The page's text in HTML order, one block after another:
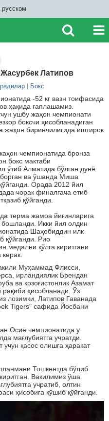
русском
Латипов
Бокс
-52 кг вазн тоифасида
ҳақида гаплашамиз.
ушбу жаҳон чемпионати
боксчи ҳисобланадиган
жаҳон биринчилигида иштирок
чемпионатида бронза
бокс мактаби
ўтиб Алматида бўлган дунё
ва ўшанда Миша
Орада 2012 йил
чорак финалгача етиб
қўйганди.
терма жамоа йиғинларига
Икки йил олдин
Шаҳобиддин илк
қўйганди. Рио
медални қўлга киритгани
Муҳаммад Флисси,
ирландиялик Брендан
ва қозоғистонлик Азамат
рақиби ҳисобланади. Ўз
лозимки, Латипов Гаванада
Tigers" сафида Йосбани
Осиё чемпионатида у
мағлубиятга учратди.
қасос олишга ҳаракат
Тошкентда бўлиб
Вакилимиз ўша
учратиб, олтин
ҳисобига қўшиб қўйганди.